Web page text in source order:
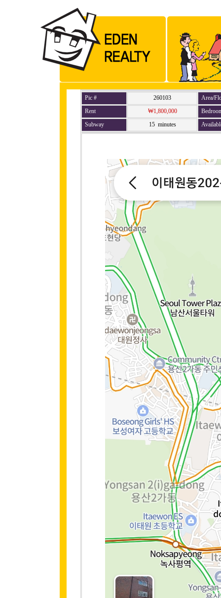
Pic # 260103
Area/
Rent
₩1,800,000
Subway
15 minutes